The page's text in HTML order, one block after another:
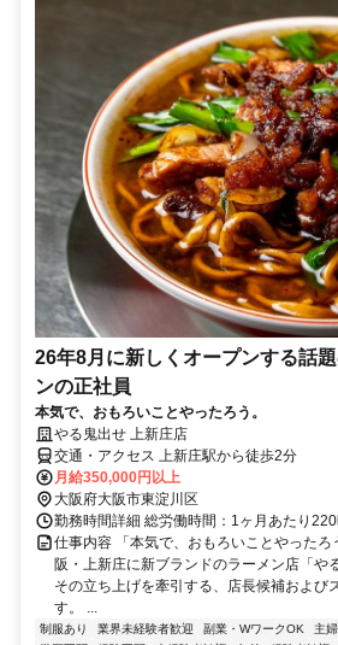
26年8月に新しくオープンする話
ンの正社員
本気で、おもろいことやったろう。
やる鬼出せ 上新庄店
交通・アクセス 上新庄駅から徒歩2分
月給350,000円以上
大阪府大阪市東淀川区
勤務時間詳細 総労働時間：1ヶ月あたり
仕事内容 「本気で、おもろいことやった
阪・上新庄に新ブランドのラーメン店「や
その立ち上げを牽引する、店長候補および
す。 ...
制服あり 業界未経験者歓迎 副業・WワークOK 主